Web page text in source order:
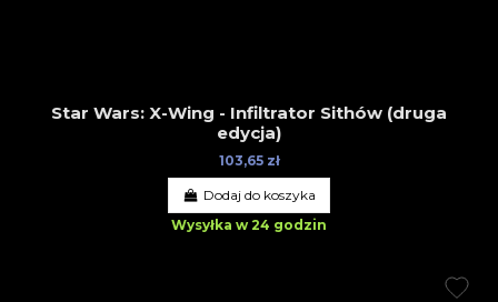
Star Wars: X-Wing - Infiltrator Sithów (druga
edycja)
103,65 zł
Dodaj do koszyka
Wysyłka w 24 godzin